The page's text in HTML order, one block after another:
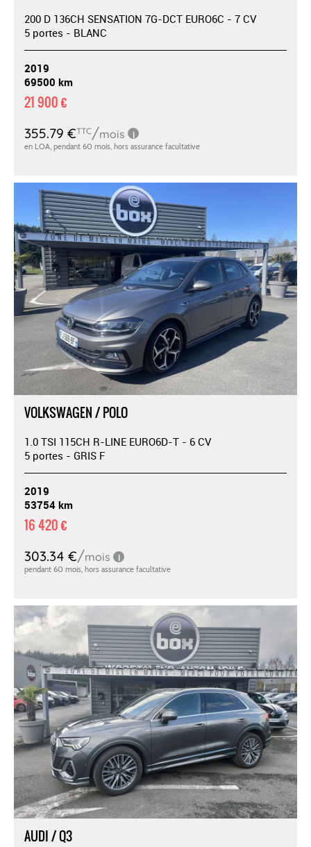
200 D 136CH SENSATION 7G-DCT EURO6C - 7 CV
5 portes - BLANC
2019
69500 km
21 900 €
VOLKSWAGEN / POLO
1.0 TSI 115CH R-LINE EURO6D-T - 6 CV
5 portes - GRIS F
2019
53754 km
16 420 €
AUDI / Q3